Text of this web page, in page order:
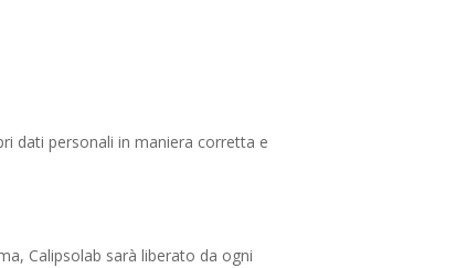
dati personali in maniera corretta e
Calipsolab sarà liberato da ogni